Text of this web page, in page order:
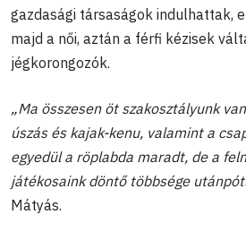
gazdasági társaságok indulhattak,
majd a női, aztán a férfi kézisek
jégkorongozók.
„Ma összesen öt szakosztályunk
úszás és kajak-kenu, valamint a
egyedül a röplabda maradt, de a
játékosaink döntő többsége
Mátyás.